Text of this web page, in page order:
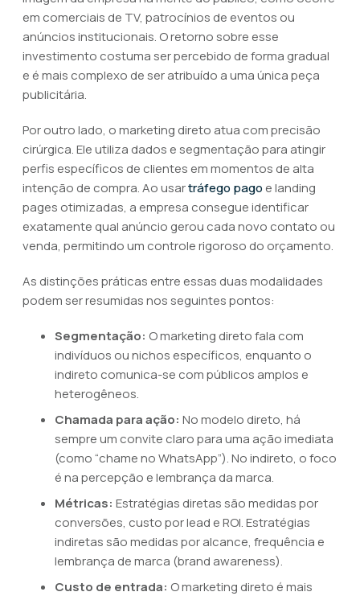
em comerciais de TV, patrocínios de eventos ou
anúncios institucionais. O retorno sobre esse
investimento costuma ser percebido de forma gradual
e é mais complexo de ser atribuído a uma única peça
publicitária.
Por outro lado, o marketing direto atua com precisão
cirúrgica. Ele utiliza dados e segmentação para atingir
perfis específicos de clientes em momentos de alta
intenção de compra. Ao usartráfego pago e landing
pages otimizadas, a empresa consegue identificar
exatamente qual anúncio gerou cada novo contato ou
venda, permitindo um controle rigoroso do orçamento.
As distinções práticas entre essas duas modalidades
podem ser resumidas nos seguintes pontos:
Segmentação: O marketing direto fala com
indivíduos ou nichos específicos, enquanto o
indireto comunica-se com públicos amplos e
heterogêneos.
Chamada para ação: No modelo direto, há
sempre um convite claro para uma ação imediata
(como “chame no WhatsApp”). No indireto, o foco
é na percepção e lembrança da marca.
Métricas: Estratégias diretas são medidas por
conversões, custo por lead e ROI. Estratégias
indiretas são medidas por alcance, frequência e
lembrança de marca (brand awareness).
Custo de entrada: O marketing direto é mais